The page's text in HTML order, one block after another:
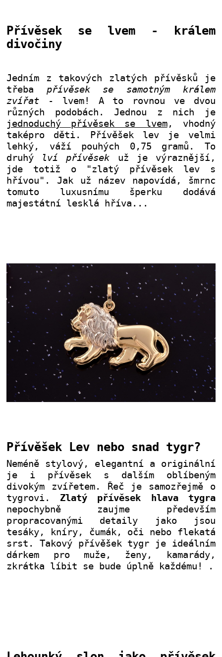
Přívěsek se lvem - králem
divočiny
Jedním z takových zlatých přívěsků je
třeba přívěsek se samotným králem
zvířat - lvem! A to rovnou ve dvou
různých podobách. Jednou z nich je
jednoduchý přívěsek se lvem, vhodný
taképro děti. Přívěšek lev je velmi
lehký, váží pouhých 0,75 gramů. To
druhý
lví přívěsek už je výraznější,
jde totiž o "zlatý přívěsek lev s
hřívou". Jak už název napovídá, šmrnc
tomuto luxusnímu šperku dodává
majestátní lesklá hříva. ..
Přívěšek Lev nebo snad tygr?
Neméně stylový, elegantní a originální
je i přívěsek s dalším oblíbeným
divokým zvířetem. Řeč je samozřejmě o
tygrovi. Zlatý přívěsek hlava tygra
nepochybně zaujme především
propracovanými detaily jako jsou
tesáky, kníry, čumák, oči nebo flekatá
srst. Takový přívěšek tygr je ideálním
dárkem pro muže, ženy, kamarády,
zkrátka líbit se bude úplně každému!
.